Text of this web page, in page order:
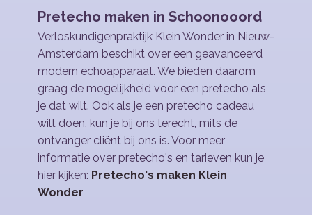
Pretecho maken in Schoonooord
Verloskundigenpraktijk Klein Wonder in Nieuw-
Amsterdam beschikt over een geavanceerd
modern echoapparaat. We bieden daarom
graag de mogelijkheid voor een pretecho als
je dat wilt. Ook als je een pretecho cadeau
wilt doen, kun je bij ons terecht, mits de
ontvanger cliënt bij ons is. Voor meer
informatie over pretecho's en tarieven kun je
hier kijken: Pretecho's maken Klein
Wonder